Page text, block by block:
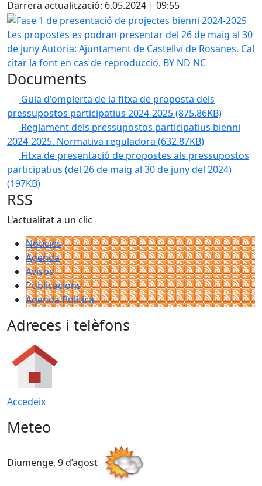
Darrera actualització: 6.05.2024 | 09:55
Fase 1 de presentació de projectes bienni 2024-2025
Les propostes es podran presentar del 26 de maig al 30
de junyAutoria: Ajuntament de Castellví de Rosanes. Cal
citar la font en cas de reproducció. BY ND NC
Documents
Guia d'omplerta de la fitxa de proposta dels
pressupostos participatius 2024-2025(875.86KB)
Reglament dels pressupostos participatius bienni
2024-2025. Normativa reguladora (632.87KB)
Fitxa de presentació de propostes als pressupostos
participatius (del 26 de maig al 30 de juny del 2024)
(197KB)
RSS
L'actualitat a un clic
Notícies
Agenda
Avisos
Publicacions
Agenda Política
Adreces i telèfons
Accedeix
Meteo
Diumenge, 9 d’agost